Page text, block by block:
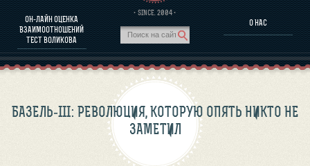
ОН-ЛАЙН ОЦЕНКА
ВЗАИМООТНОШЕНИЙ
ТЕСТ ВОЛИКОВА
· SINCE. 2004 ·
О НАС
О ПРОГРАММЕ
ПРОГНОЗЫ И АНАЛИТИКА
БАЗЕЛЬ-III: РЕВОЛЮЦИЯ, КОТОРУЮ ОПЯТЬ НИКТО НЕ
ЗАМЕТИЛ